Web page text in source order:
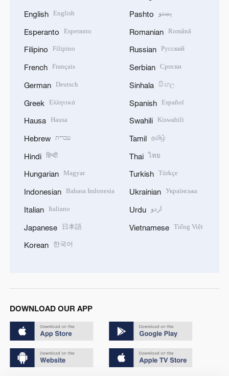
English English
Esperanto Esperanto
Filipino Filipino
French Français
German Deutsch
Greek Ελληνικά
Hausa Hausa
Hebrew עברית
Hindi हिन्दी
Hungarian Magyar
Indonesian Bahasa Indonesia
Italian Italiano
Japanese 日本語
Korean 한국어
Pashto پښتو
Romanian Română
Russian Русский
Serbian Српски
Sinhala සිංහල
Spanish Español
Swahili Kiswahili
Tamil தமிழ்
Thai ไทย
Turkish Türkçe
Ukrainian Українська
Urdu اردو
Vietnamese Tiếng Việt
DOWNLOAD OUR APP